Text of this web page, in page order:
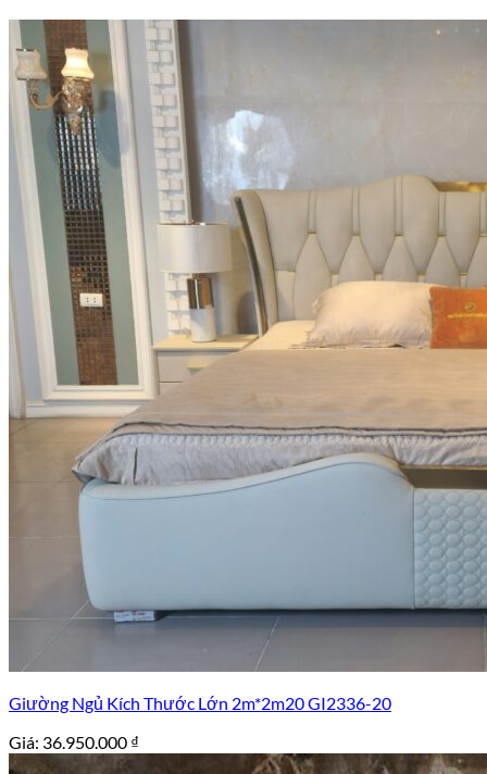
Giường Ngủ Kích Thước Lớn 2m*2m20 GI2336-20
Giá: 36.950.000 ₫